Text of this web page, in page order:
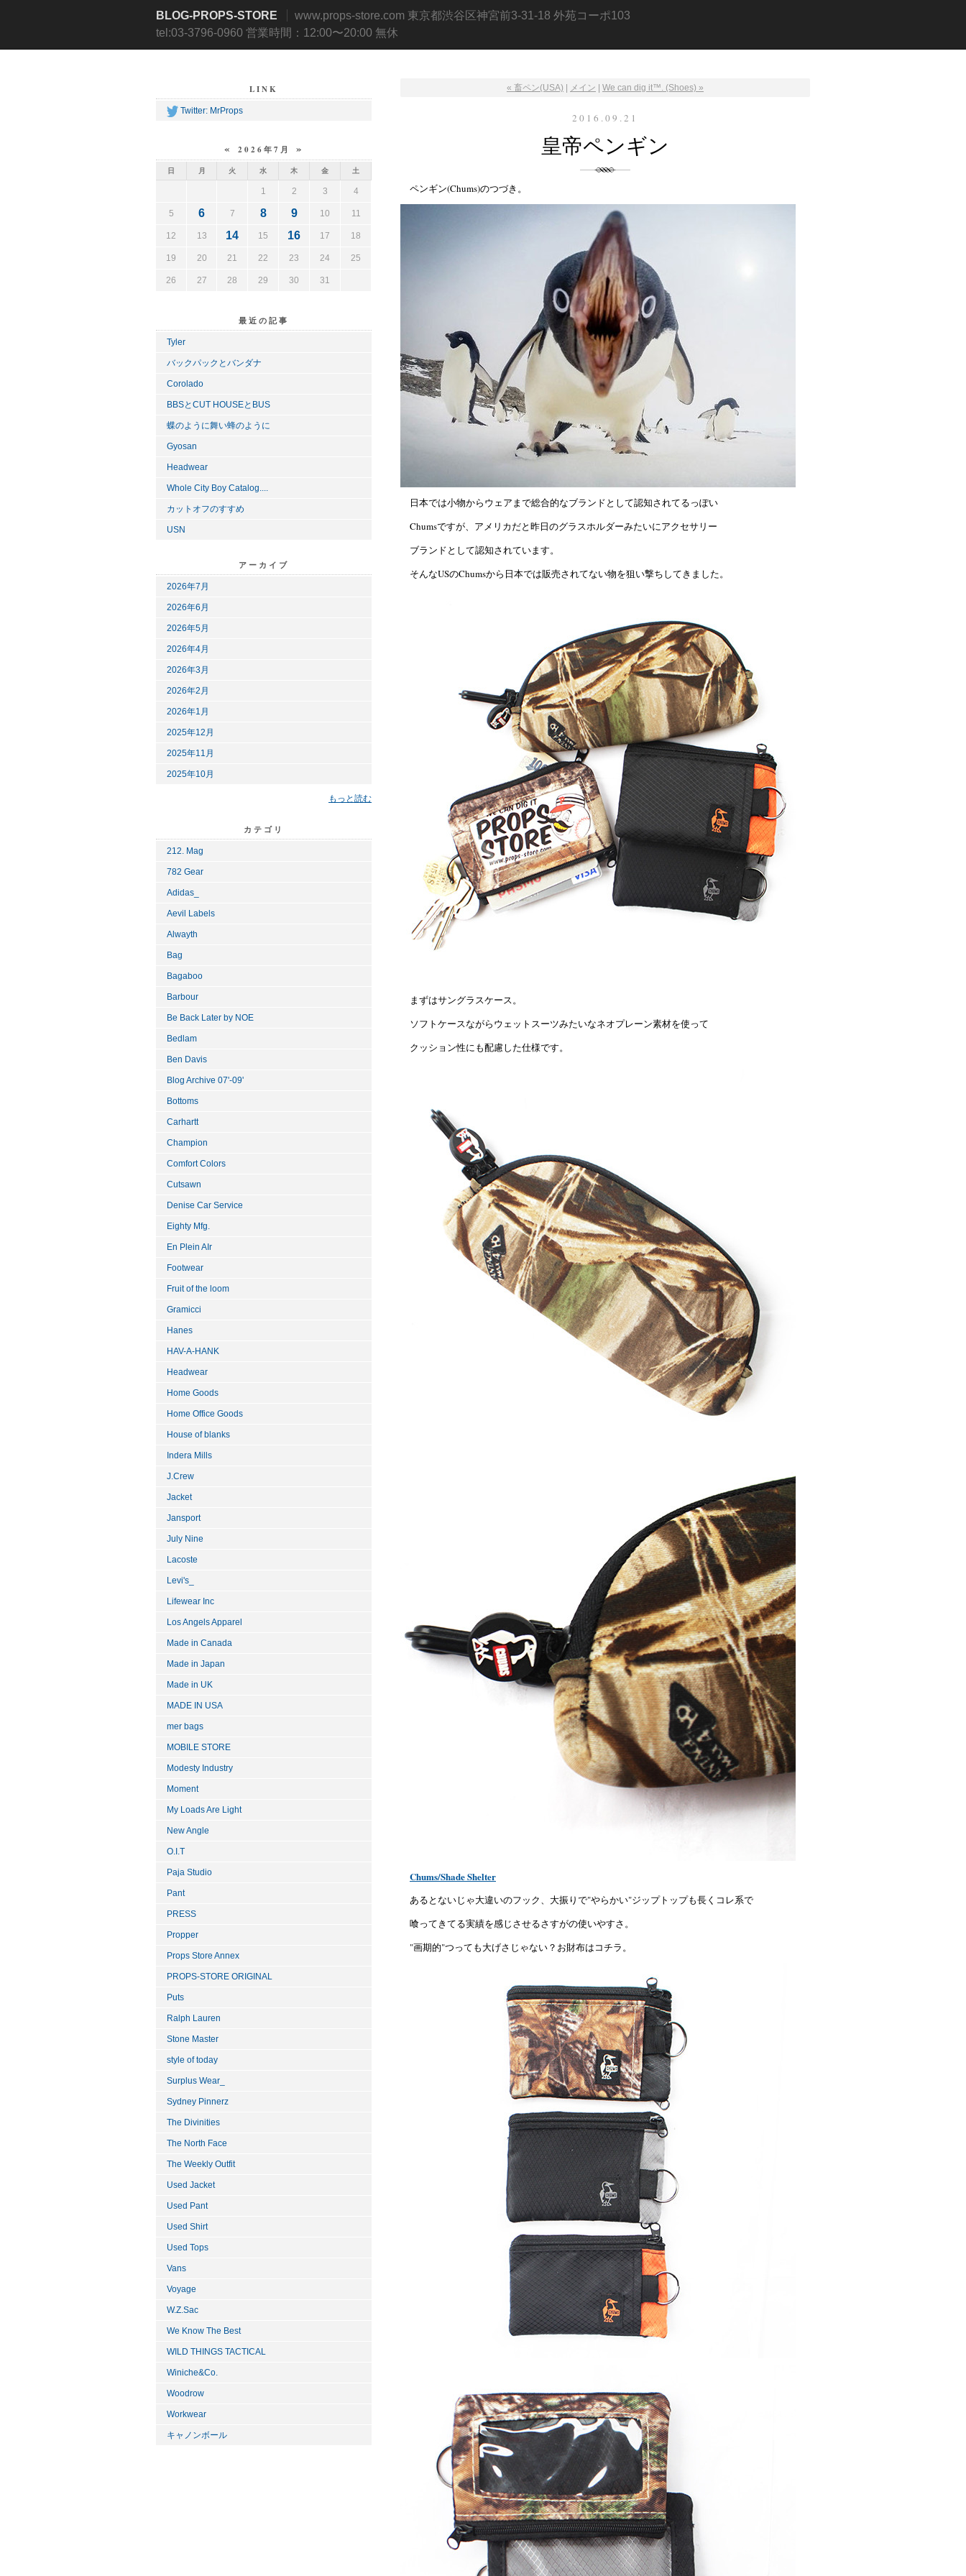
BLOG-PROPS-STORE
www.props-store.com 東京都渋谷区神宮前3-31-18 外苑コーポ103
tel:03-3796-0960 営業時間：12:00〜20:00 無休
LINK
Twitter: MrProps
« 2026年7月 »
日 月 火 水 木 金 土
1 2 3 4
5 6 7 8 9 10 11
12 13 14 15 16 17 18
19 20 21 22 23 24 25
26 27 28 29 30 31
最近の記事
Tyler
バックパックとバンダナ
Corolado
BBSとCUT HOUSEとBUS
蝶のように舞い蜂のように
Gyosan
Headwear
Whole City Boy Catalog....
カットオフのすすめ
USN
アーカイブ
2026年7月
2026年6月
2026年5月
2026年4月
2026年3月
2026年2月
2026年1月
2025年12月
2025年11月
2025年10月
もっと読む
カテゴリ
212. Mag
782 Gear
Adidas_
Aevil Labels
Alwayth
Bag
Bagaboo
Barbour
Be Back Later by NOE
Bedlam
Ben Davis
Blog Archive 07'-09'
Bottoms
Carhartt
Champion
Comfort Colors
Cutsawn
Denise Car Service
Eighty Mfg.
En Plein AIr
Footwear
Fruit of the loom
Gramicci
Hanes
HAV-A-HANK
Headwear
Home Goods
Home Office Goods
House of blanks
Indera Mills
J.Crew
Jacket
Jansport
July Nine
Lacoste
Levi's_
Lifewear Inc
Los Angels Apparel
Made in Canada
Made in Japan
Made in UK
MADE IN USA
mer bags
MOBILE STORE
Modesty Industry
Moment
My Loads Are Light
New Angle
O.I.T
Paja Studio
Pant
PRESS
Propper
Props Store Annex
PROPS-STORE ORIGINAL
Puts
Ralph Lauren
Stone Master
style of today
Surplus Wear_
Sydney Pinnerz
The Divinities
The North Face
The Weekly Outfit
Used Jacket
Used Pant
Used Shirt
Used Tops
Vans
Voyage
W.Z.Sac
We Know The Best
WILD THINGS TACTICAL
Winiche&Co.
Woodrow
Workwear
キャノンボール
« 畜ペン(USA) メイン We can dig it™. (Shoes) »
2016.09.21
皇帝ペンギン
ペンギン(Chums)のつづき。
日本では小物からウェアまで総合的なブランドとして認知されてるっぽい
Chumsですが、アメリカだと昨日のグラスホルダーみたいにアクセサリー
ブランドとして認知されています。
そんなUSのChumsから日本では販売されてない物を狙い撃ちしてきました。
まずはサングラスケース。
ソフトケースながらウェットスーツみたいなネオプレーン素材を使って
クッション性にも配慮した仕様です。
Chums/Shade Shelter
あるとないじゃ大違いのフック、大振りで"やらかい"ジップトップも長くコレ系で
喰ってきてる実績を感じさせるさすがの使いやすさ。
"画期的"つっても大げさじゃない？お財布はコチラ。